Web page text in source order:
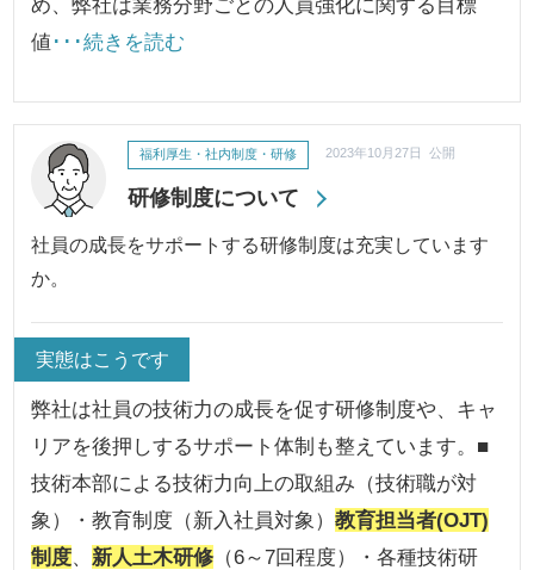
め、弊社は業務分野ごとの人員強化に関する目標
値 ･･･続きを読む
研修制度について
福利厚生・社内制度・研修 2023年10月27日 公開
社員の成長をサポートする研修制度は充実しています
か。
実態はこうです
弊社は社員の技術力の成長を促す研修制度や、キャ
リアを後押しするサポート体制も整えています。■
技術本部による技術力向上の取組み（技術職が対
象）・教育制度（新入社員対象）教育担当者(OJT)
制度、 新人土木研修 （6～7回程度）・各種技術研